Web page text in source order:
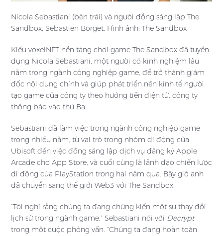
Nicola Sebastiani (bên trái) và người đồng sáng lập The
Sandbox, Sebastien Borget. Hình ảnh: The Sandbox
Kiểu voxelNFT nền tảng chơi game The Sandbox đã tuyển
dụng Nicola Sebastiani, một người có kinh nghiệm lâu
năm trong ngành công nghiệp game, để trở thành giám
đốc nội dung chính và giúp phát triển nền kinh tế người
tạo game của công ty theo hướng tiền điện tử, công ty
thông báo vào thứ Ba.
Sebastiani đã làm việc trong ngành công nghiệp game
trong nhiều năm, từ vai trò trong nhóm di động của
Ubisoft đến việc đồng sáng lập dịch vụ đăng ký Apple
Arcade cho App Store, và cuối cùng là lãnh đạo chiến lược
di động của PlayStation trong hai năm qua. Bây giờ anh
đã chuyển sang thế giới Web3 với The Sandbox.
“Tôi nghĩ rằng chúng ta đang chứng kiến một sự thay đổi
lịch sử trong ngành game,” Sebastiani nói với Decrypt
trong một cuộc phỏng vấn. “Chúng ta đang hoàn toàn